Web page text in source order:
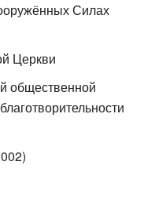
Силах
Церкви
общественной